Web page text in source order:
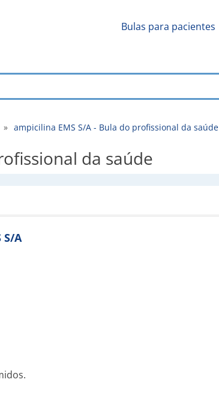
Bulas para pacientes
» ampicilina EMS S/A - Bula do profissional da saúde
da saúde
A